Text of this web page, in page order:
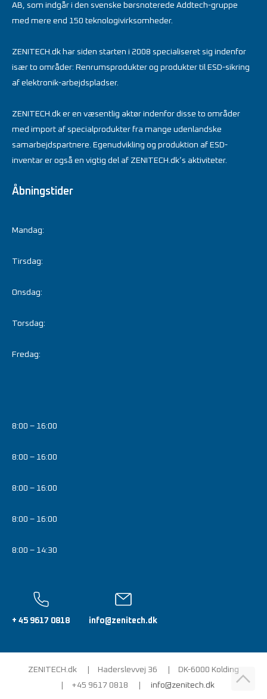
AB, som indgår i den svenske børsnoterede Addtech-gruppe
med mere end 150 teknologivirksomheder.
ZENITECH.dk har siden starten i 2008 specialiseret sig indenfor
især to områder: Renrumsprodukter og produkter til ESD-sikring
af elektronik-arbejdspladser.
ZENITECH.dk er en væsentlig aktør indenfor disse to områder
med import af specialprodukter fra mange udenlandske
samarbejdspartnere. Egenudvikling og produktion af ESD-
inventar er også en vigtig del af ZENITECH.dk’s aktiviteter.
Åbningstider
Mandag:
Tirsdag:
Onsdag:
Torsdag:
Fredag:
8:00 – 16:00
8:00 – 16:00
8:00 – 16:00
8:00 – 16:00
8:00 – 14:30
+ 45 9617 0818 info@zenitech.dk
ZENITECH.dk Haderslevvej 36
DK-6000 Kolding
+45 9617 0818
info@zenitech.dk